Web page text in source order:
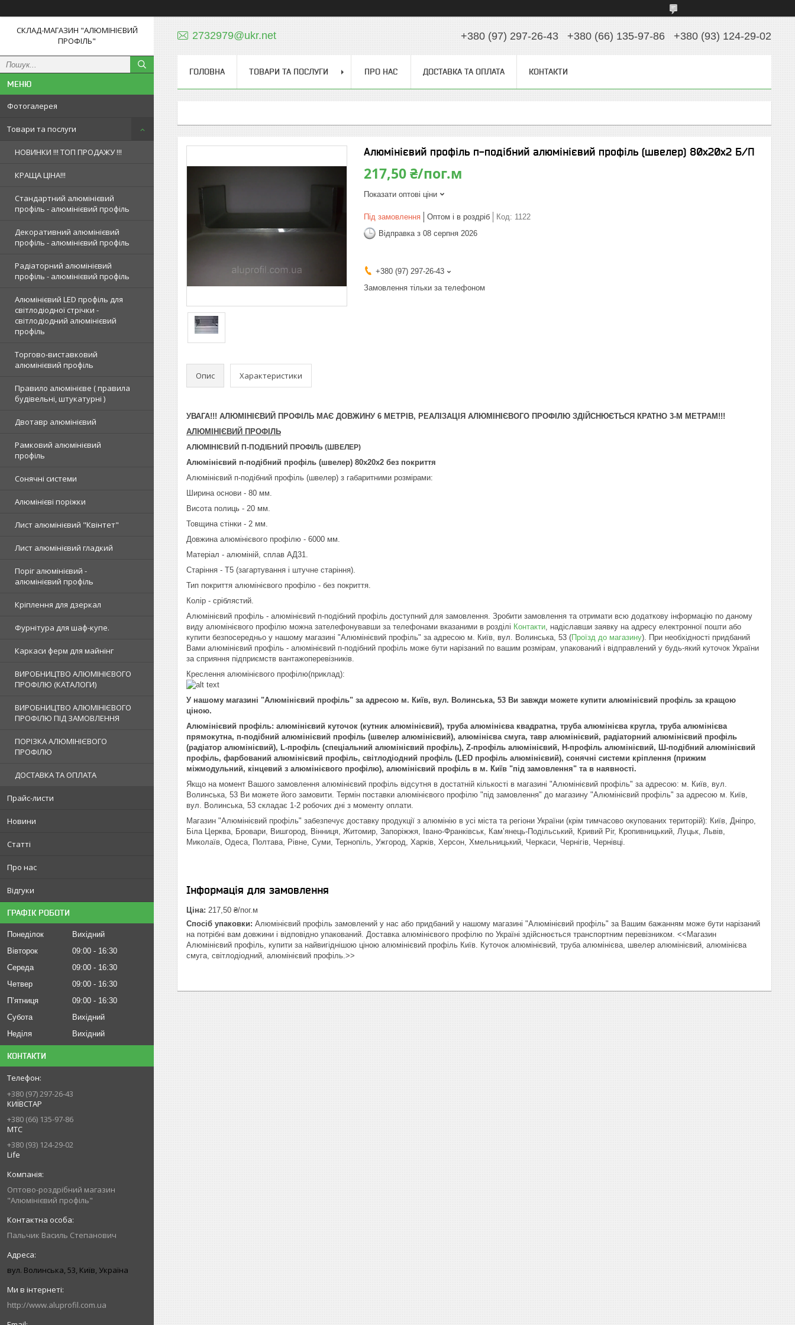
СКЛАД-МАГАЗИН "АЛЮМІНІЄВИЙ
ПРОФІЛЬ"
Фотогалерея
Товари та послуги
НОВИНКИ !!! ТОП ПРОДАЖУ !!!
КРАЩА ЦІНА!!!
Стандартний алюмінієвий
профіль - алюмінієвий профіль
Декоративний алюмінієвий
профіль - алюмінієвий профіль
Радіаторний алюмінієвий
профіль - алюмінієвий профіль
Алюмінієвий LED профіль для
світлодіодної стрічки -
світлодіодний алюмінієвий
профіль
Торгово-виставковий
алюмінієвий профіль
Правило алюмінієве ( правила
будівельні, штукатурні )
Двотавр алюмінієвий
Рамковий алюмінієвий
профіль
Сонячні системи
Алюмінієві поріжки
Лист алюмінієвий "Квінтет"
Лист алюмінієвий гладкий
Поріг алюмінієвий -
алюмінієвий профіль
Кріплення для дзеркал
Фурнітура для шаф-купе.
Каркаси ферм для майнінг
ВИРОБНИЦТВО АЛЮМІНІЄВОГО
ПРОФІЛЮ (КАТАЛОГИ)
ВИРОБНИЦТВО АЛЮМІНІЄВОГО
ПРОФІЛЮ ПІД ЗАМОВЛЕННЯ
ПОРІЗКА АЛЮМІНІЄВОГО
ПРОФІЛЮ
ДОСТАВКА ТА ОПЛАТА
Прайс-листи
Новини
Статті
Про нас
Відгуки
ГРАФІК РОБОТИ
Понеділок
Вихідний
Вівторок
09:00
16:30
Середа
09:00
16:30
Четвер
09:00
16:30
Пʼятниця
09:00
16:30
Субота
Вихідний
Неділя
Вихідний
КОНТАКТИ
+380 (97) 297-26-43
КИЇВСТАР
+380 (66) 135-97-86
МТС
+380 (93) 124-29-02
Life
Оптово-роздрібний магазин
"Алюмінієвий профіль"
Пальчик Василь Степанович
вул. Волинська, 53, Київ, Україна
http://www.aluprofil.com.ua
2732979@ukr.net +380 (97) 297-26-43 +380 (66) 135-97-86 +380 (93) 124-29-02
ГОЛОВНА ТОВАРИ ТА ПОСЛУГИ ПРО НАС ДОСТАВКА ТА ОПЛАТА КОНТАКТИ
Алюмінієвий профіль п-подібний алюмінієвий профіль (швелер) 80х20х2 Б/П
217,50 ₴/пог.м
Показати оптові ціни
Під замовлення Оптом і в роздріб Код: 1122
Відправка з 08 серпня 2026
+380 (97) 297-26-43
Замовлення тільки за телефоном
Опис Характеристики
УВАГА!!! АЛЮМІНІЄВИЙ ПРОФІЛЬ МАЄ ДОВЖИНУ 6 МЕТРІВ, РЕАЛІЗАЦІЯ АЛЮМІНІЄВОГО ПРОФІЛЮ ЗДІЙСНЮЄТЬСЯ КРАТНО 3-М МЕТРАМ!!!
АЛЮМІНІЄВИЙ ПРОФІЛЬ
АЛЮМІНІЄВИЙ П-ПОДІБНИЙ ПРОФІЛЬ (ШВЕЛЕР)
Алюмінієвий п-подібний профіль (швелер) 80х20х2 без покриття
Алюмінієвий п-подібний профіль (швелер) з габаритними розмірами:
Ширина основи - 80 мм.
Висота полиць - 20 мм.
Товщина стінки - 2 мм.
Довжина алюмінієвого профілю - 6000 мм.
Матеріал - алюміній, сплав АД31.
Старіння - Т5 (загартування і штучне старіння).
Тип покриття алюмінієвого профілю - без покриття.
Колір - сріблястий.
Алюмінієвий профіль - алюмінієвий п-подібний профіль доступний для замовлення. Зробити замовлення та отримати всю додаткову інформацію по даному
виду алюмінієвого профілю можна зателефонувавши за телефонами вказаними в розділі Контакти, надіславши заявку на адресу електронної пошти або
купити безпосередньо у нашому магазині "Алюмінієвий профіль" за адресою м. Київ, вул. Волинська, 53 (Проїзд до магазину). При необхідності придбаний
Вами алюмінієвий профіль - алюмінієвий п-подібний профіль може бути нарізаний по вашим розмірам, упакований і відправлений у будь-який куточок України
за сприяння підприємств вантажоперевізників.
Креслення алюмінієвого профілю(приклад):
У нашому магазині "Алюмінієвий профіль" за адресою м. Київ, вул. Волинська, 53 Ви завжди можете купити алюмінієвий профіль за кращою
ціною.
Алюмінієвий профіль: алюмінієвий куточок (кутник алюмінієвий), труба алюмінієва квадратна, труба алюмінієва кругла, труба алюмінієва
прямокутна, п-подібний алюмінієвий профіль (швелер алюмінієвий), алюмінієва смуга, тавр алюмінієвий, радіаторний алюмінієвий профіль
(радіатор алюмінієвий), L-профіль (спеціальний алюмінієвий профіль), Z-профіль алюмінієвий, H-профіль алюмінієвий, Ш-подібний алюмінієвий
профіль, фарбований алюмінієвий профіль, світлодіодний профіль (LED профіль алюмінієвий), сонячні системи кріплення (прижим
міжмодульний, кінцевий з алюмінієвого профілю), алюмінієвий профіль в м. Київ "під замовлення" та в наявності.
Якщо на момент Вашого замовлення алюмінієвий профіль відсутня в достатній кількості в магазині "Алюмінієвий профіль" за адресою: м. Київ, вул.
Волинська, 53 Ви можете його замовити. Термін поставки алюмінієвого профілю "під замовлення" до магазину "Алюмінієвий профіль" за адресою м. Київ,
вул. Волинська, 53 складає 1-2 робочих дні з моменту оплати.
Магазин "Алюмінієвий профіль" забезпечує доставку продукції з алюмінію в усі міста та регіони України (крім тимчасово окупованих територій): Київ, Дніпро,
Біла Церква, Бровари, Вишгород, Вінниця, Житомир, Запоріжжя, Івано-Франківськ, Кам’янець-Подільський, Кривий Ріг, Кропивницький, Луцьк, Львів,
Миколаїв, Одеса, Полтава, Рівне, Суми, Тернопіль, Ужгород, Харків, Херсон, Хмельницький, Черкаси, Чернігів, Чернівці.
Інформація для замовлення
Ціна: 217,50 ₴/пог.м
Спосіб упаковки: Алюмінієвий профіль замовлений у нас або придбаний у нашому магазині "Алюмінієвий профіль" за Вашим бажанням може бути нарізаний
на потрібні вам довжини і відповідно упакований. Доставка алюмінієвого профілю по Україні здійснюється транспортним перевізником. <<Магазин
Алюмінієвий профіль, купити за найвигіднішою ціною алюмінієвий профіль Київ. Куточок алюмінієвий, труба алюмінієва, швелер алюмінієвий, алюмінієва
смуга, світлодіодний, алюмінієвий профіль.>>